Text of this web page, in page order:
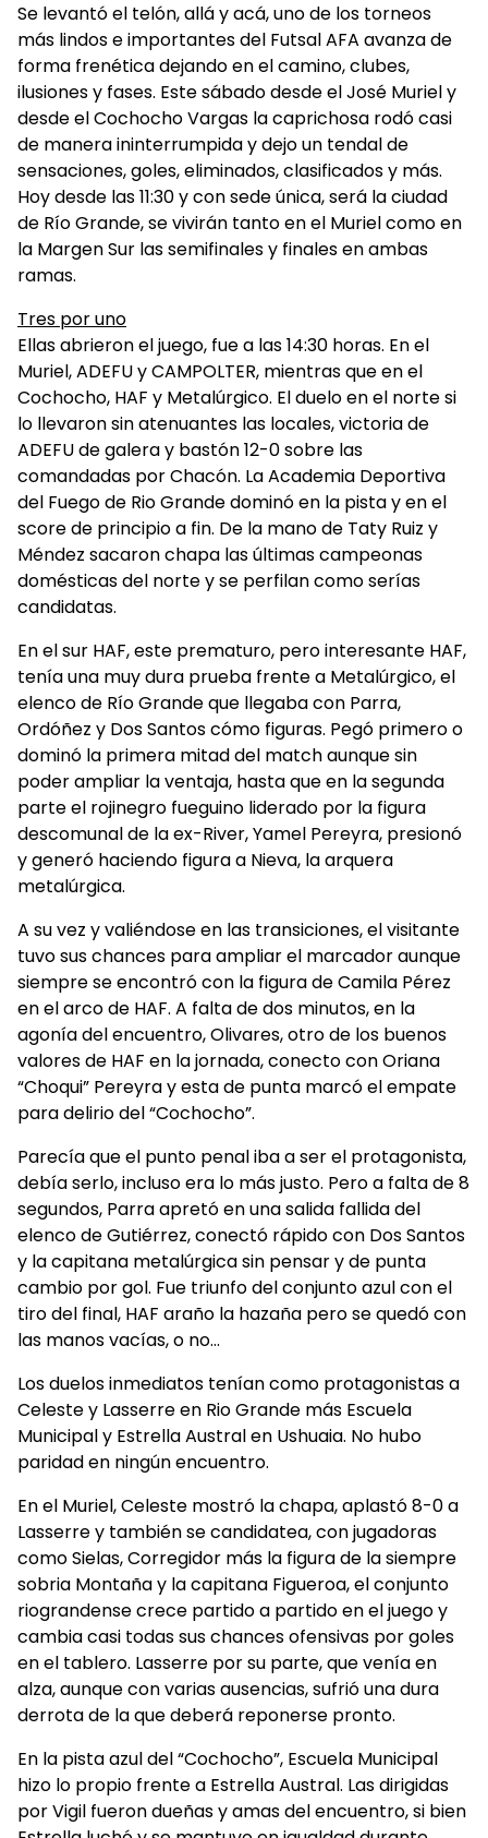
Se levantó el telón, allá y acá, uno de los torneos
más lindos e importantes del Futsal AFA avanza de
forma frenética dejando en el camino, clubes,
ilusiones y fases. Este sábado desde el José Muriel y
desde el Cochocho Vargas la caprichosa rodó casi
de manera ininterrumpida y dejo un tendal de
sensaciones, goles, eliminados, clasificados y más.
Hoy desde las 11:30 y con sede única, será la ciudad
de Río Grande, se vivirán tanto en el Muriel como en
la Margen Sur las semifinales y finales en ambas
ramas.
Tres por uno
Ellas abrieron el juego, fue a las 14:30 horas. En el
Muriel, ADEFU y CAMPOLTER, mientras que en el
Cochocho, HAF y Metalúrgico. El duelo en el norte si
lo llevaron sin atenuantes las locales, victoria de
ADEFU de galera y bastón 12-0 sobre las
comandadas por Chacón. La Academia Deportiva
del Fuego de Rio Grande dominó en la pista y en el
score de principio a fin. De la mano de Taty Ruiz y
Méndez sacaron chapa las últimas campeonas
domésticas del norte y se perfilan como serías
candidatas.
En el sur HAF, este prematuro, pero interesante HAF,
tenía una muy dura prueba frente a Metalúrgico, el
elenco de Río Grande que llegaba con Parra,
Ordóñez y Dos Santos cómo figuras. Pegó primero o
dominó la primera mitad del match aunque sin
poder ampliar la ventaja, hasta que en la segunda
parte el rojinegro fueguino liderado por la figura
descomunal de la ex-River, Yamel Pereyra, presionó
y generó haciendo figura a Nieva, la arquera
metalúrgica.
A su vez y valiéndose en las transiciones, el visitante
tuvo sus chances para ampliar el marcador aunque
siempre se encontró con la figura de Camila Pérez
en el arco de HAF. A falta de dos minutos, en la
agonía del encuentro, Olivares, otro de los buenos
valores de HAF en la jornada, conecto con Oriana
“Choqui” Pereyra y esta de punta marcó el empate
para delirio del “Cochocho”.
Parecía que el punto penal iba a ser el protagonista,
debía serlo, incluso era lo más justo. Pero a falta de 8
segundos, Parra apretó en una salida fallida del
elenco de Gutiérrez, conectó rápido con Dos Santos
y la capitana metalúrgica sin pensar y de punta
cambio por gol. Fue triunfo del conjunto azul con el
tiro del final, HAF araño la hazaña pero se quedó con
las manos vacías, o no…
Los duelos inmediatos tenían como protagonistas a
Celeste y Lasserre en Rio Grande más Escuela
Municipal y Estrella Austral en Ushuaia. No hubo
paridad en ningún encuentro.
En el Muriel, Celeste mostró la chapa, aplastó 8-0 a
Lasserre y también se candidatea, con jugadoras
como Sielas, Corregidor más la figura de la siempre
sobria Montaña y la capitana Figueroa, el conjunto
riograndense crece partido a partido en el juego y
cambia casi todas sus chances ofensivas por goles
en el tablero. Lasserre por su parte, que venía en
alza, aunque con varias ausencias, sufrió una dura
derrota de la que deberá reponerse pronto.
En la pista azul del “Cochocho”, Escuela Municipal
hizo lo propio frente a Estrella Austral. Las dirigidas
por Vigil fueron dueñas y amas del encuentro, si bien